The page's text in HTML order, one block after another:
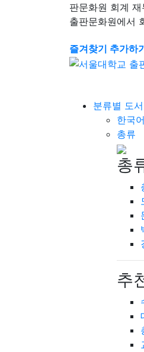
판문화원 회계
출판문화원에서
즐겨찾기 추가하
분류별 도서
한국
총류
총
추